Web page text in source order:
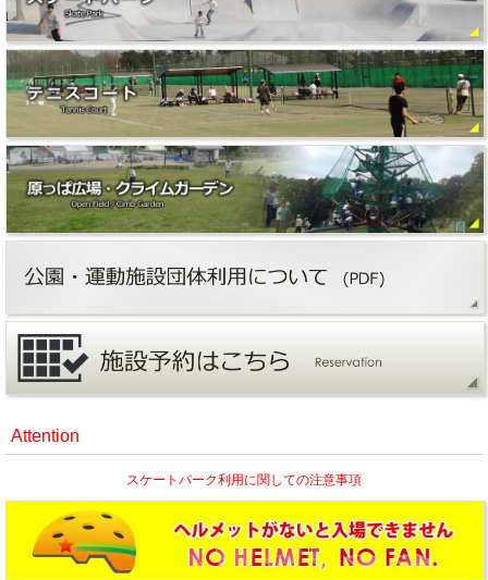
Attention
スケートパーク利用に関しての注意事項